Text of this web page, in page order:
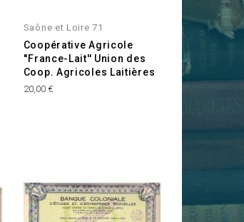
Saône et Loire 71
Coopérative Agricole
''France-Lait'' Union des
Coop. Agricoles Laitières
Prix
20,00 €